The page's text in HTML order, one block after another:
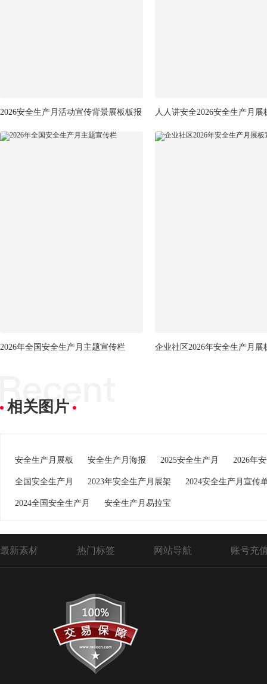
2026安全生产月活动宣传背景展板板报 人人讲安全2026安全生产月展
2026年全国安全生产月主题宣传栏 企业社区2026年安全生产月展
相关图片
安全生产月展板 安全生产月海报 2025安全生产月 2026年
全国安全生产月 2023年安全生产月展架 2024安全生产月宣传
2024全国安全生产月 安全生产月易拉宝
最新素材 热门标签 网站导航 账号充